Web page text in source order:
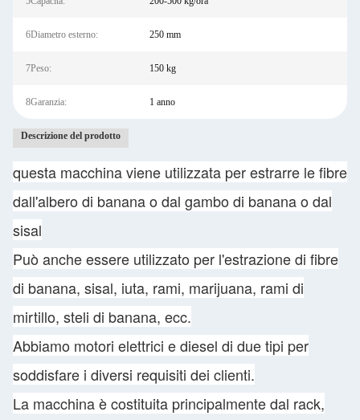
6Diametro esterno: 250 mm
7Peso: 150 kg
8Garanzia: 1 anno
Descrizione del prodotto
questa macchina viene utilizzata per estrarre le fibre
dall'albero di banana o dal gambo di banana o dal
sisal
Può anche essere utilizzato per l'estrazione di fibre
di banana, sisal, iuta, rami, marijuana, rami di
mirtillo, steli di banana, ecc.
Abbiamo motori elettrici e diesel di due tipi per
soddisfare i diversi requisiti dei clienti.
La macchina è costituita principalmente dal rack,